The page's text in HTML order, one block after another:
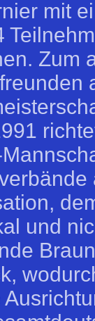
mit
Zum
und